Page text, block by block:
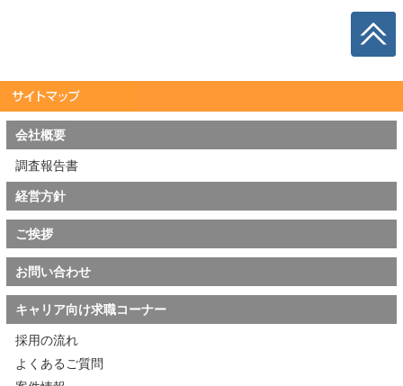
会社概要
調査報告書
経営方針
ご挨拶
お問い合わせ
キャリア向け求職コーナー
採用の流れ
よくあるご質問